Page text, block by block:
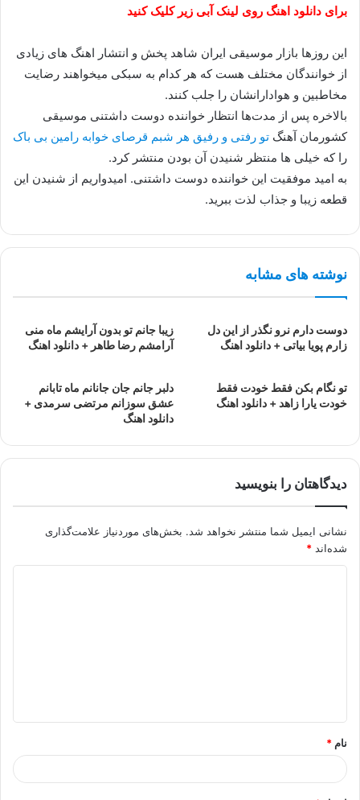
برای دانلود اهنگ روی لینک آبی زیر کلیک کنید
این روزها بازار موسیقی ایران شاهد پخش و انتشار اهنگ های زیادی
از خوانندگان مختلف هست که هر کدام به سبکی میخواهند رضایت
مخاطبین و هوادارانشان را جلب کنند.
بالاخره پس از مدت‌ها انتظار خواننده دوست داشتنی موسیقی
کشورمان آهنگ تو رفتی و رفیق هر شبم قرصای خوابه رامین بی باک
را که خیلی ها منتظر شنیدن آن بودن منتشر کرد.
به امید موفقیت این خواننده دوست داشتنی. امیدواریم از شنیدن این
قطعه زیبا و جذاب لذت ببرید.
نوشته های مشابه
دوست دارم نرو نگذر از این دل
زارم پویا بیاتی + دانلود اهنگ
زیبا جانم تو بدون آرایشم ماه منی
آرامشم رضا طاهر + دانلود اهنگ
تو نگام بکن فقط خودت فقط
خودت یارا زاهد + دانلود اهنگ
دلبر جانم جان جانانم ماه تابانم
عشق سوزانم مرتضی سرمدی +
دانلود اهنگ
دیدگاهتان را بنویسید
نشانی ایمیل شما منتشر نخواهد شد. بخش‌های موردنیاز علامت‌گذاری
شده‌اند *
*
نام *